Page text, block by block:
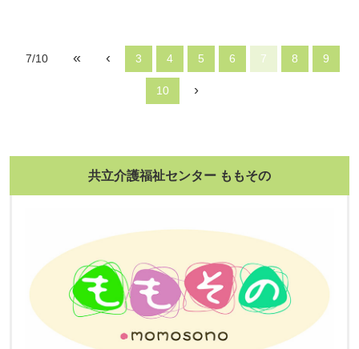
7/10 « ‹ 3 4 5 6 7 8 9
10 ›
共立介護福祉センター ももその